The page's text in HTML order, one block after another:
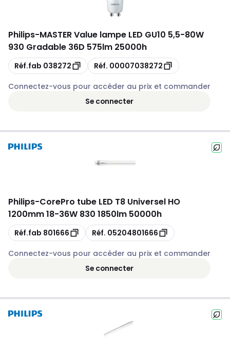
Philips-MASTER Value lampe LED GU10 5,5-80W
930 Gradable 36D 575lm 25000h
Copie
Réf.fab 038272 Copie
Réf. 00007038272
Connectez-vous pour accéder au prix et commander
Se connecter
Philips-CorePro tube LED T8 Universel HO
1200mm 18-36W 830 1850lm 50000h
Copie
Réf.fab 801666 Copie
Réf. 05204801666
Connectez-vous pour accéder au prix et commander
Se connecter